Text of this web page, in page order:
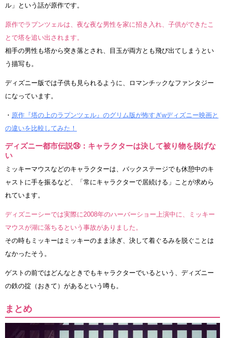
ル」という話が原作です。
原作でラプンツェルは、夜な夜な男性を家に招き入れ、子供ができたこ
とで塔を追い出されます。
相手の男性も塔から突き落とされ、目玉が両方とも飛び出てしまうとい
う描写も。
ディズニー版では子供も見られるように、ロマンチックなファンタジー
になっています。
・ 原作『塔の上のラプンツェル』のグリム版が怖すぎwディズニー映画と
の違いを比較してみた！
ディズニー都市伝説㉔：キャラクターは決して被り物を脱げな
い
ミッキーマウスなどのキャラクターは、バックステージでも休憩中のキ
ャストに手を振るなど、「常にキャラクターで居続ける」ことが求めら
れています。
ディズニーシーでは実際に2008年のハーバーショー上演中に、ミッキー
マウスが湖に落ちるという事故がありました。
その時もミッキーはミッキーのまま泳ぎ、決して着ぐるみを脱ぐことは
なかったそう。
ゲストの前ではどんなときでもキャラクターでいるという、ディズニー
の鉄の掟（おきて）があるという噂も。
まとめ